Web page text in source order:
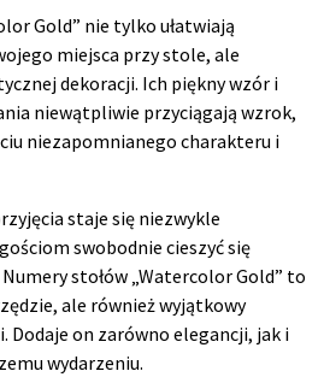
Gold” nie tylko ułatwiają
miejsca przy stole, ale
dekoracji. Ich piękny wzór i
niewątpliwie przyciągają wzrok,
niezapomnianego charakteru i
staje się niezwykle
swobodnie cieszyć się
stołów „Watercolor Gold” to
ale również wyjątkowy
Dodaje on zarówno elegancji, jak i
wydarzeniu.